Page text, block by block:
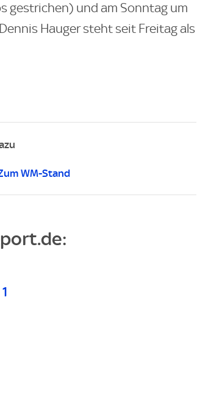
gestrichen) und am Sonntag um
Hauger steht seit Freitag als
WM-Stand